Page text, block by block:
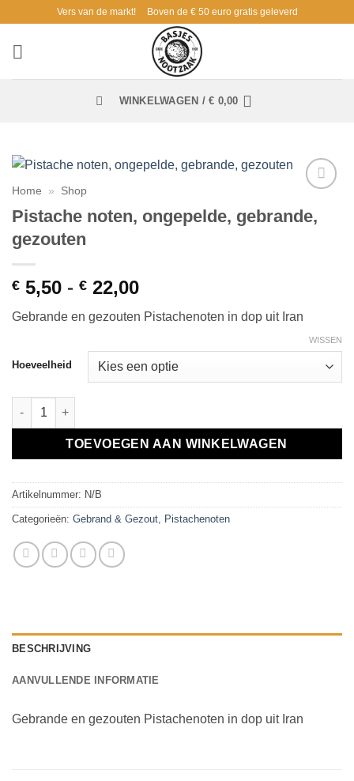
inhoud
Vers van de markt! Boven de € 50 euro gratis geleverd
WINKELWAGEN /€ 0,00
aan
Home » Shop
Pistache noten, ongepelde, gebrande,
gezouten
€ 5,50 - € 22,00Prijsklasse:
tot
Gebrande en gezouten Pistachenoten in dop uit Iran
Hoeveelheid
WISSEN
Pistache noten, ongepelde, gebrande, gezouten aantal
TOEVOEGEN AAN WINKELWAGEN
Artikelnummer: N/B
Categorieën: Gebrand & Gezout Pistachenoten
BESCHRIJVING
AANVULLENDE INFORMATIE
Gebrande en gezouten Pistachenoten in dop uit Iran